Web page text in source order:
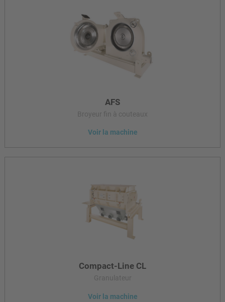
plastique, du papier et du recyclage.
AFS
Broyeur fin à couteaux
Voir la machine
Compact-Line CL
Granulateur
Voir la machine